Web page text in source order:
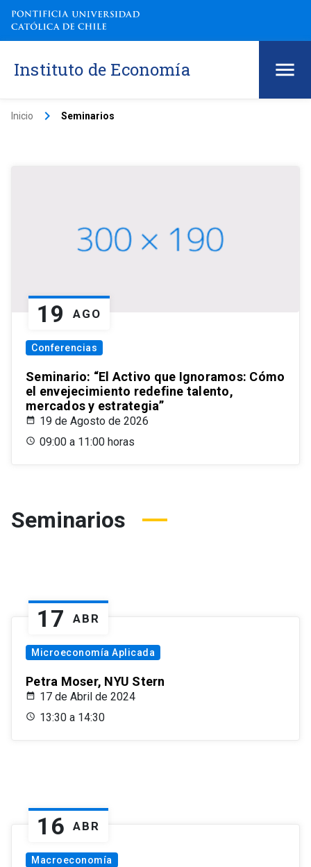
Instituto de Economía
Inicio keyboard_arrow_right Seminarios
19 AGO
Conferencias
Seminario: “El Activo que Ignoramos: Cómo
el envejecimiento redefine talento,
mercados y estrategia”
19 de Agosto de 2026
09:00 a 11:00 horas
Seminarios
17 ABR
Microeconomía Aplicada
Petra Moser, NYU Stern
17 de Abril de 2024
13:30 a 14:30
16 ABR
Macroeconomía